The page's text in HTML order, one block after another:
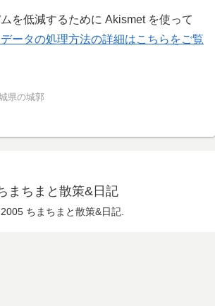
を低減するために Akismet を使って
ータの処理方法の詳細はこちらをご覧
県の城郭
まちまと散策&日記
ちまちまと散策&日記.